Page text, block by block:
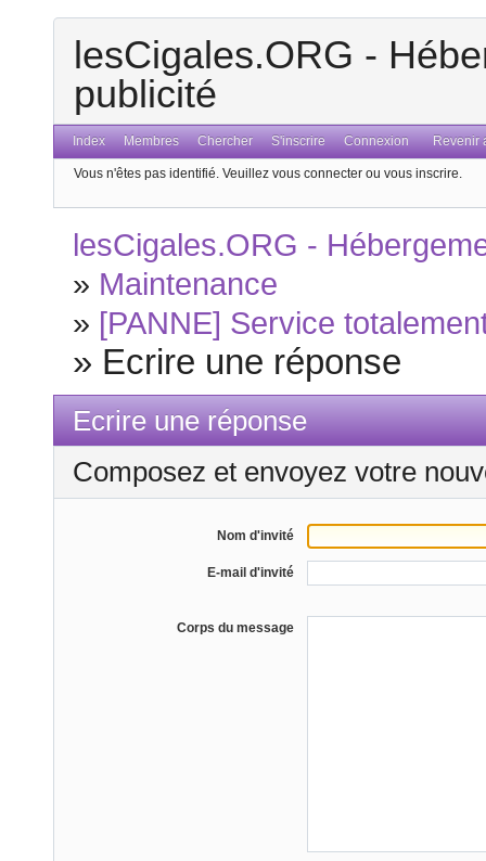
lesCigales.ORG -
publicité
Index Membres Chercher S'inscrire Connexion Revenir
Vous n'êtes pas identifié. Veuillez vous connecter ou vous inscrire.
lesCigales.ORG -
» Maintenance
» [PANNE] Service
» Ecrire une réponse
Ecrire une réponse
Composez et envoyez votre
Nom d'invité
E-mail d'invité
Corps du message